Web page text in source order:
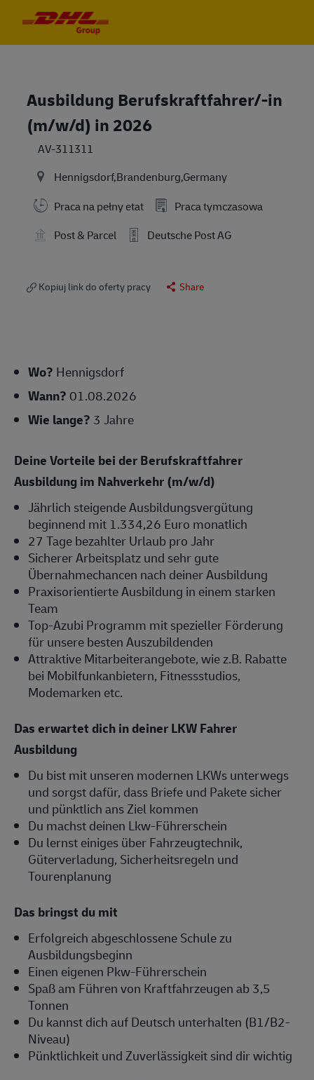
Ausbildung Berufskraftfahrer/-in
(m/w/d) in 2026
AV-311311
Hennigsdorf,Brandenburg,Germany
Praca na pełny etat
Praca tymczasowa
Post & Parcel
Deutsche Post AG
Kopiuj link do oferty pracy Share
Wo? Hennigsdorf
Wann? 01.08.2026
Wie lange? 3 Jahre
Deine Vorteile bei der Berufskraftfahrer
Ausbildung im Nahverkehr (m/w/d)
Jährlich steigende Ausbildungsvergütung
beginnend mit 1.334,26 Euro monatlich
27 Tage bezahlter Urlaub pro Jahr
Sicherer Arbeitsplatz und sehr gute
Übernahmechancen nach deiner Ausbildung
Praxisorientierte Ausbildung in einem starken
Team
Top-Azubi Programm mit spezieller Förderung
für unsere besten Auszubildenden
Attraktive Mitarbeiterangebote, wie z.B. Rabatte
bei Mobilfunkanbietern, Fitnessstudios,
Modemarken etc.
Das erwartet dich in deiner LKW Fahrer
Ausbildung
Du bist mit unseren modernen LKWs unterwegs
und sorgst dafür, dass Briefe und Pakete sicher
und pünktlich ans Ziel kommen
Du machst deinen Lkw-Führerschein
Du lernst einiges über Fahrzeugtechnik,
Güterverladung, Sicherheitsregeln und
Tourenplanung
Das bringst du mit
Erfolgreich abgeschlossene Schule zu
Ausbildungsbeginn
Einen eigenen Pkw-Führerschein
Spaß am Führen von Kraftfahrzeugen ab 3,5
Tonnen
Du kannst dich auf Deutsch unterhalten (B1/B2-
Niveau)
Pünktlichkeit und Zuverlässigkeit sind dir wichtig